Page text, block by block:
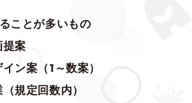
ことが多いもの
提案
ン案（1～数案）
規定回数内）